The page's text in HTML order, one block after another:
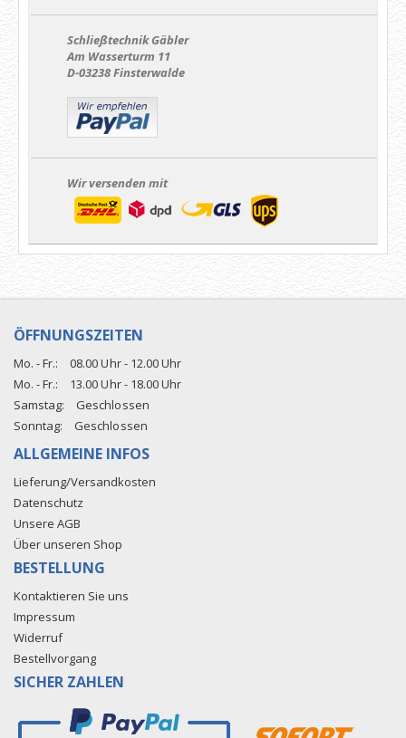
Schließtechnik Gäbler
Am Wasserturm 11
D-03238 Finsterwalde
Wir versenden mit
ÖFFNUNGSZEITEN
Mo. - Fr.:
08.00 Uhr - 12.00 Uhr
Mo. - Fr.:
13.00 Uhr - 18.00 Uhr
Samstag:
Geschlossen
Sonntag:
Geschlossen
ALLGEMEINE INFOS
Lieferung/Versandkosten
Datenschutz
Unsere AGB
Über unseren Shop
BESTELLUNG
Kontaktieren Sie uns
Impressum
Widerruf
Bestellvorgang
SICHER ZAHLEN